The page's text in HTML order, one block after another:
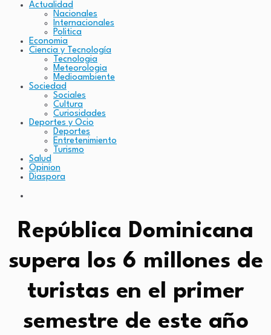
Actualidad
Nacionales
Internacionales
Politica
Economia
Ciencia y Tecnología
Tecnologia
Meteorologia
Medioambiente
Sociedad
Sociales
Cultura
Curiosidades
Deportes y Ocio
Deportes
Entretenimiento
Turismo
Salud
Opinion
Diaspora
República Dominicana
supera los 6 millones de
turistas en el primer
semestre de este año